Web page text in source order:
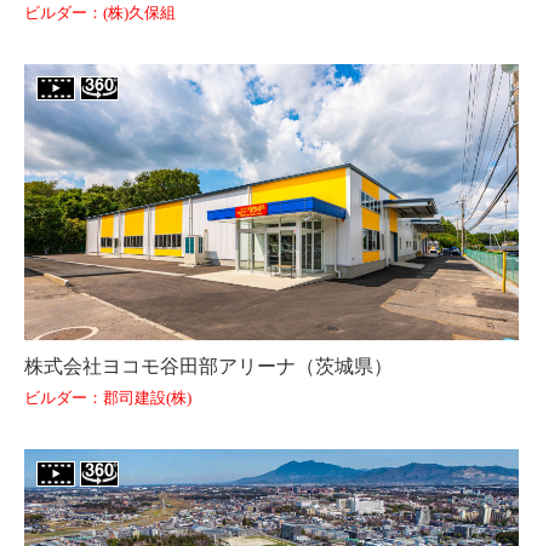
ビルダー：(株)久保組
株式会社ヨコモ谷田部アリーナ（茨城県）
ビルダー：郡司建設(株)